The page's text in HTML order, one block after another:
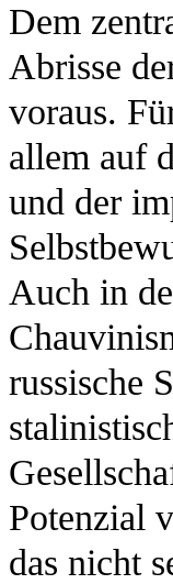
Dem
Abrisse
voraus.
allem auf
und der
Auch in
russische
Potenzial
das nicht